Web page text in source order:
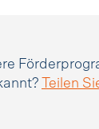
Teilen